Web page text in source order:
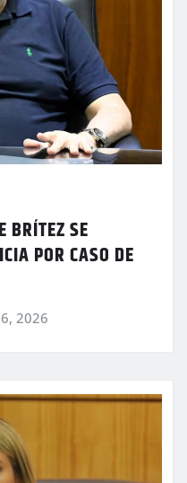
BRÍTEZ SE
POR CASO DE
2026